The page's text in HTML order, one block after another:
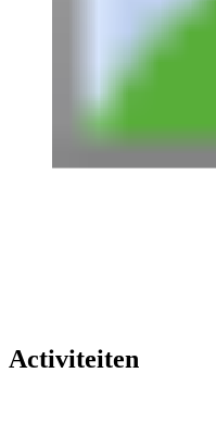
Activiteiten